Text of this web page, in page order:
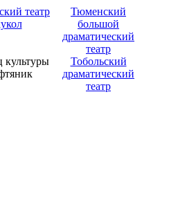
театр
Тюменский
большой
драматический
театр
культуры
Тобольский
драматический
театр